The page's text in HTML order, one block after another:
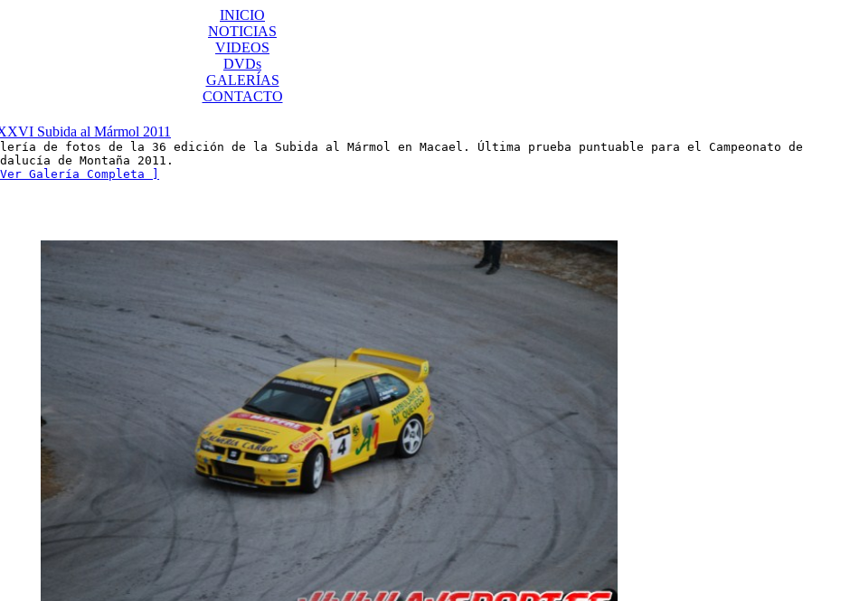
INICIO
NOTICIAS
VIDEOS
DVDs
GALERÍAS
CONTACTO
Subida al Mármol 2011
de fotos de la 36 edición de la Subida al Mármol en Macael. Última prueba puntuable para el Campeonato de
de Montaña 2011.
Galería Completa ]